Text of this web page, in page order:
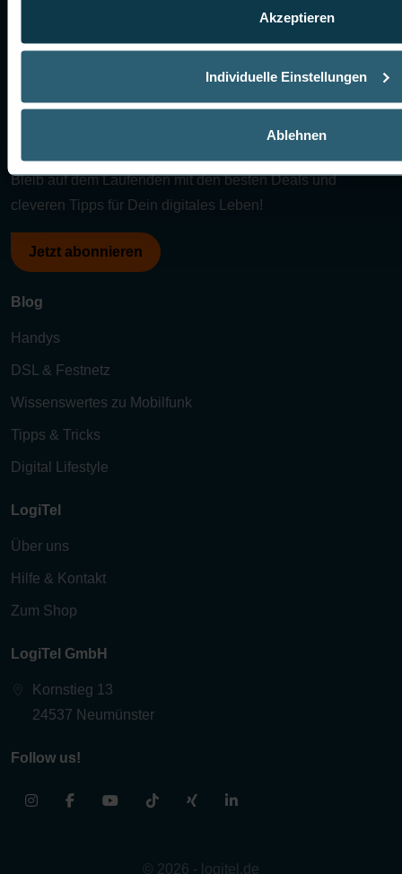
Akzeptieren
Individuelle Einstellungen
Ablehnen
Bleib auf dem Laufenden mit den besten Deals und
cleveren Tipps für Dein digitales Leben!
Jetzt abonnieren
Blog
Handys
DSL & Festnetz
Wissenswertes zu Mobilfunk
Tipps & Tricks
Digital Lifestyle
LogiTel
Über uns
Hilfe & Kontakt
Zum Shop
LogiTel GmbH
Kornstieg 13
24537 Neumünster
Follow us!
© 2026 - logitel.de